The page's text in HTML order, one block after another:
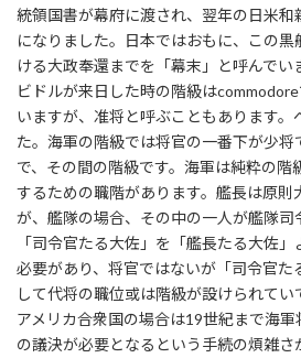
統領国書が幕府に渡され、翌年の日米和
になりました。日本ではおもに、この
ける大政奉還までを「幕末」と呼んでい
ビドルが来日した時の階級は
いますが、准将と呼ぶこともあります。
た。海軍の階級では将官の一番下が少将
で、その間の階級です。海軍は純粋の階
するための職階があります。艦長は原則
が、艦隊の場合、その中の一人が艦隊司
「司令官たる大佐」を「艦長たる大佐
必要があり、将官ではないが「司令官た
して代将の職位或は階級が設けられてい
アメリカ合衆国の場合は19世紀まで海
の議決が必要となるという手続の煩雑さ